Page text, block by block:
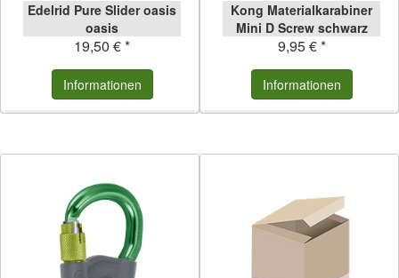
Edelrid Pure Slider oasis
oasis
19,50 € *
Informationen
Kong Materialkarabiner
Mini D Screw schwarz
schwarz
9,95 € *
Informationen